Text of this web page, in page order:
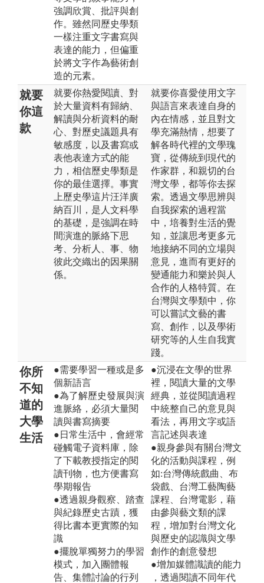
強調欣賞、批評與創
作。雖然同歷史學類
一樣注重文字書寫與
表達的能力，但偏重
於將文字作為藝術創
造的元素。
就要
你這
款
就要你熱愛閱讀、對
於大量資料有歸納、
解讀與分析資料的耐
心、對歷史議題具有
敏感度，以及書寫或
表他表達方式的能
力，相信歷史學類是
你的最佳選擇。事實
上歷史學這片汪洋廣
納百川，是人文科學
的基礎，是強調在時
間演進的脈絡下思
考、分析人、事、物
彼此交織出的因果關
係。
就要你喜愛使用文字
與語言來表達自身的
內在情感，並且對文
學充滿熱情，想要了
解各時代裡的文學瑰
寶，從傳統到現代的
作家群，和親切的台
灣文學，都等你去探
索。透過文學思辨與
自我探索的過程當
中，培養對生活的覺
知，並讓思考更多元
地接納不同的立場與
意見，進而有更好的
變通能力和樂於與人
合作的人格特質。在
台灣與文學類中，你
可以嘗試文藝的書
寫、創作，以及學術
研究等的人生自我實
踐。
你所
不知
道的
大學
生活
●需要學習一種或是多
個新語言
●為了解歷史發展與演
進脈絡，必須大量閱
讀與書寫摘要
●日常生活中，會經常
碰觸電子資料庫，除
了下載教授指定的閱
讀刊物，也方便書寫
學期報告
●透過親身觀察、踏查
與紀錄歷史古蹟，獲
得比書本更實際的知
識
●擺脫單獨努力的學習
模式，加入團體報
告、集體討論的行列
●沉浸在文學的世界
裡，閱讀大量的文學
經典，並從閱讀過程
中統整自己的意見與
看法，再用文字或語
言記述與表達
●親身參與有關台灣文
化的活動與課程，例
如:台灣傳統戲曲、布
袋戲、台灣工藝陶藝
課程、台灣電影，藉
由參與藝文類的課
程，增加對台灣文化
與歷史的認識與文學
創作的創意發想
●增加媒體識讀的能力
，透過閱讀不同年代